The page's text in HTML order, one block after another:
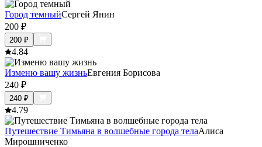
Город темныйСергей Янин
200 ₽
200 ₽
4.84
Изменю вашу жизньЕвгения Борисова
240 ₽
240 ₽
4.79
Путешествие Тимьяна в волшебные города телаАлиса
Мирошниченко